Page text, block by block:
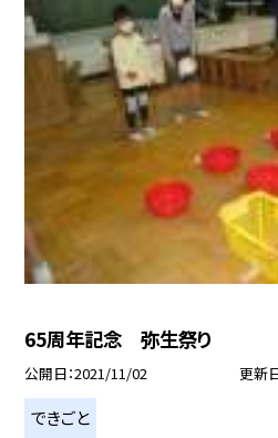
65周年記念 弥生祭り
公開日 2021/11/02 更新
できごと